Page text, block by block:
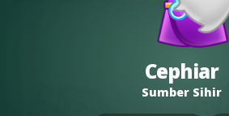
Cephiar
Sumber Sihir